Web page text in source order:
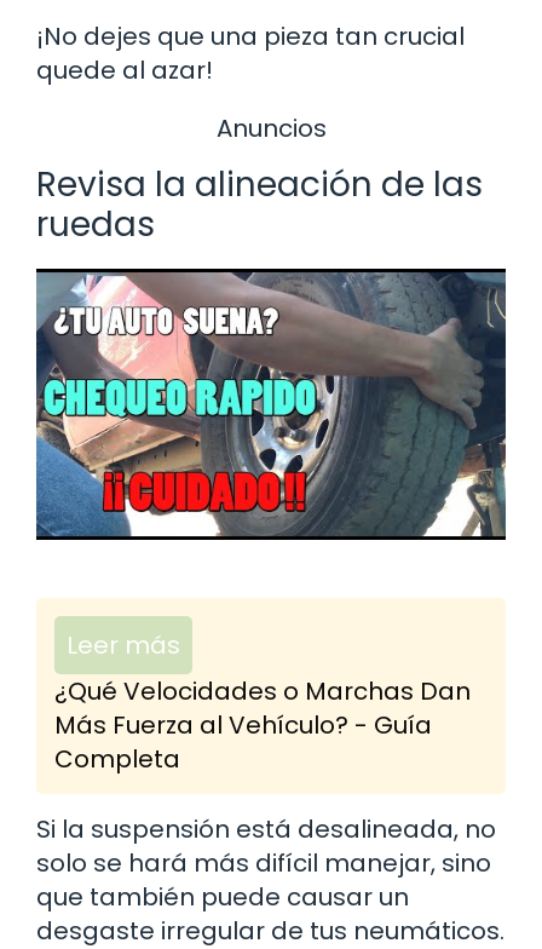
¡No dejes que una pieza tan crucial
quede al azar!
Anuncios
Revisa la alineación de las
ruedas
Leer más
¿Qué Velocidades o Marchas Dan
Más Fuerza al Vehículo? - Guía
Completa
Si la suspensión está desalineada, no
solo se hará más difícil manejar, sino
que también puede causar un
desgaste irregular de tus neumáticos.